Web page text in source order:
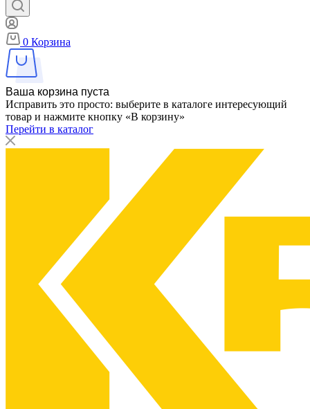
0 Корзина
Ваша корзина пуста
Исправить это просто: выберите в каталоге интересующий
товар и нажмите кнопку «В корзину»
Перейти в каталог